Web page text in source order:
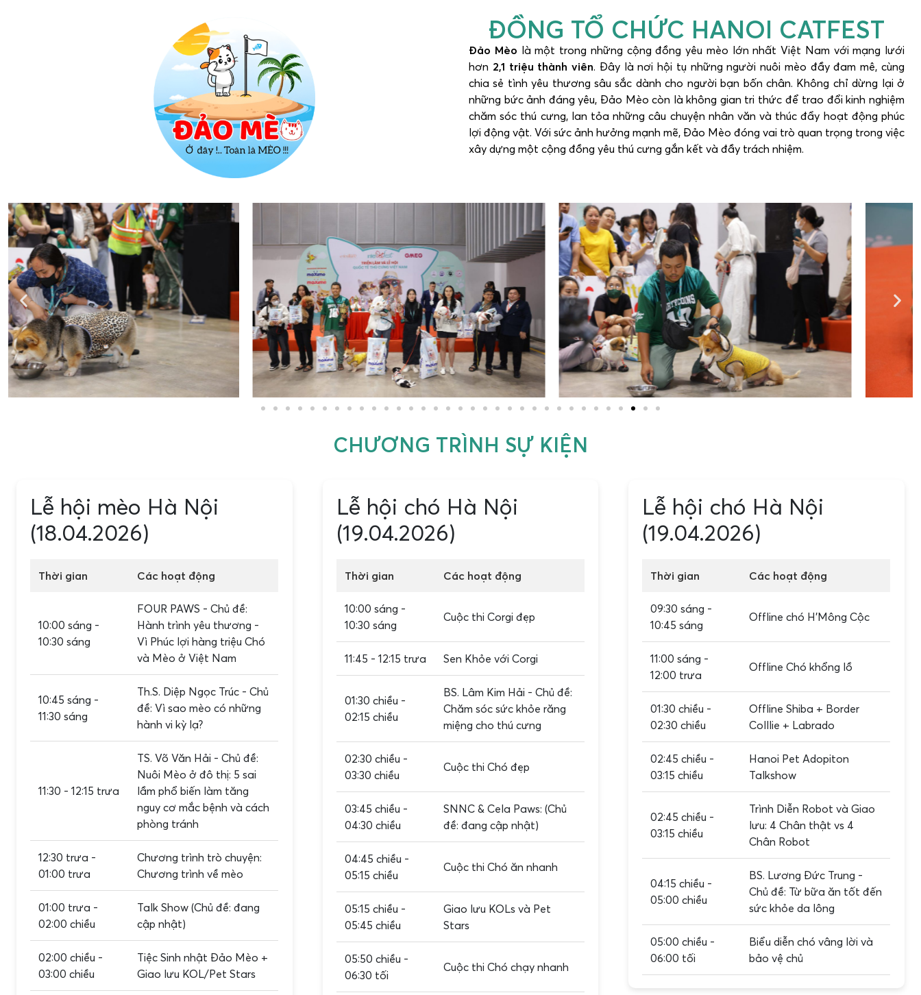
ĐỒNG TỔ CHỨC HANOI CATFEST
Đảo Mèo là một trong những cộng đồng yêu mèo lớn nhất Việt Nam với mạng lưới
hơn 2,1 triệu thành viên. Đây là nơi hội tụ những người nuôi mèo đầy đam mê, cùng
chia sẻ tình yêu thương sâu sắc dành cho người bạn bốn chân. Không chỉ dừng lại ở
những bức ảnh đáng yêu, Đảo Mèo còn là không gian tri thức để trao đổi kinh nghiệm
chăm sóc thú cưng, lan tỏa những câu chuyện nhân văn và thúc đẩy hoạt động phúc
lợi động vật. Với sức ảnh hưởng mạnh mẽ, Đảo Mèo đóng vai trò quan trọng trong việc
xây dựng một cộng đồng yêu thú cưng gắn kết và đầy trách nhiệm.
CHƯƠNG TRÌNH SỰ KIỆN
Lễ hội mèo Hà Nội
(18.04.2026)
Thời gian Các hoạt động
10:00 sáng -
10:30 sáng
FOUR PAWS - Chủ đề:
Hành trình yêu thương -
Vì Phúc lợi hàng triệu Chó
và Mèo ở Việt Nam
10:45 sáng -
11:30 sáng
Th.S. Diệp Ngọc Trúc - Chủ
đề: Vì sao mèo có những
hành vi kỳ lạ?
11:30 - 12:15 trưa
TS. Võ Văn Hải - Chủ đề:
Nuôi Mèo ở đô thị: 5 sai
lầm phổ biến làm tăng
nguy cơ mắc bệnh và cách
phòng tránh
12:30 trưa -
01:00 trưa
Chương trình trò chuyện:
Chương trình về mèo
01:00 trưa -
02:00 chiều
Talk Show (Chủ đề: đang
cập nhật)
02:00 chiều -
03:00 chiều
Tiệc Sinh nhật Đảo Mèo +
Giao lưu KOL/Pet Stars
Lễ hội chó Hà Nội
(19.04.2026)
Thời gian Các hoạt động
10:00 sáng -
10:30 sáng
Cuộc thi Corgi đẹp
11:45 - 12:15 trưa Sen Khỏe với Corgi
01:30 chiều -
02:15 chiều
BS. Lâm Kim Hải - Chủ đề:
Chăm sóc sức khỏe răng
miệng cho thú cưng
02:30 chiều -
03:30 chiều
Cuộc thi Chó đẹp
03:45 chiều -
04:30 chiều
SNNC & Cela Paws: (Chủ
đề: đang cập nhật)
04:45 chiều -
05:15 chiều
Cuộc thi Chó ăn nhanh
05:15 chiều -
05:45 chiều
Giao lưu KOLs và Pet
Stars
05:50 chiều -
06:30 tối
Cuộc thi Chó chạy nhanh
Lễ hội chó Hà Nội
(19.04.2026)
Thời gian Các hoạt động
09:30 sáng -
10:45 sáng
Offline chó H'Mông Cộc
11:00 sáng -
12:00 trưa
Offline Chó khổng lồ
01:30 chiều -
02:30 chiều
Offline Shiba + Border
Colllie + Labrado
02:45 chiều -
03:15 chiều
Hanoi Pet Adopiton
Talkshow
02:45 chiều -
03:15 chiều
Trình Diễn Robot và Giao
lưu: 4 Chân thật vs 4
Chân Robot
04:15 chiều -
05:00 chiều
BS. Lương Đức Trung -
Chủ đề: Từ bữa ăn tốt đến
sức khỏe da lông
05:00 chiều -
06:00 tối
Biểu diễn chó vâng lời và
bảo vệ chủ